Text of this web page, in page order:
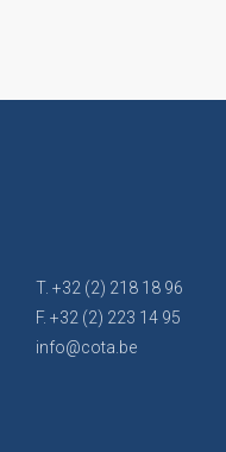
T. +32 (2) 218 18 96
F. +32 (2) 223 14 95
info@cota.be